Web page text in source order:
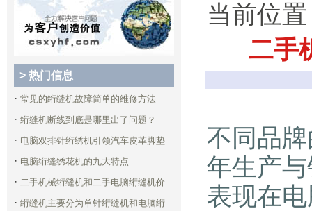
> 热门信息
· 常见的绗缝机故障简单的维修方法
· 绗缝机断线到底是哪里出了问题？
· 电脑双排针绗绣机引领汽车皮革脚垫
· 电脑绗缝绣花机的九大特点
· 二手机械绗缝机和二手电脑绗缝机价
· 绗缝机主要分为单针绗缝机和电脑绗
当前位
二手
不同品
年生产
表现在